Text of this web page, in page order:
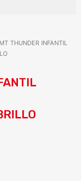
THUNDER INFANTIL